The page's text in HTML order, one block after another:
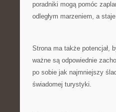
poradniki mogą pomóc
odległym marzeniem, a
Strona ma także potencjał,
ważne są odpowiednie
po sobie jak najmniejszy
świadomej turystyki.